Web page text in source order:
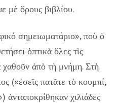
μὲ ὅρους βιβλίου.
σημειωματάριο», ποὺ ὁ
ὀπτικὰ ὅλες τὶς
χαθοῦν ἀπὸ τὴ μνήμη. Στὴ
(«ἐσεῖς πατᾶτε τὸ κουμπί,
ἀνταποκρίθηκαν χιλιάδες